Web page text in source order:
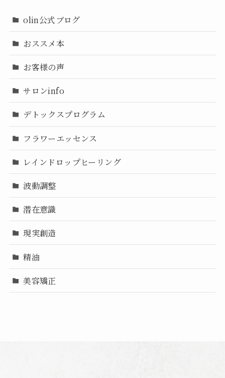
olin公式ブログ
おススメ本
お客様の声
サロンinfo
デトックスプログラム
フラワーエッセンス
レインドロップヒーリング
波動調整
潜在意識
現実創造
精油
美容矯正